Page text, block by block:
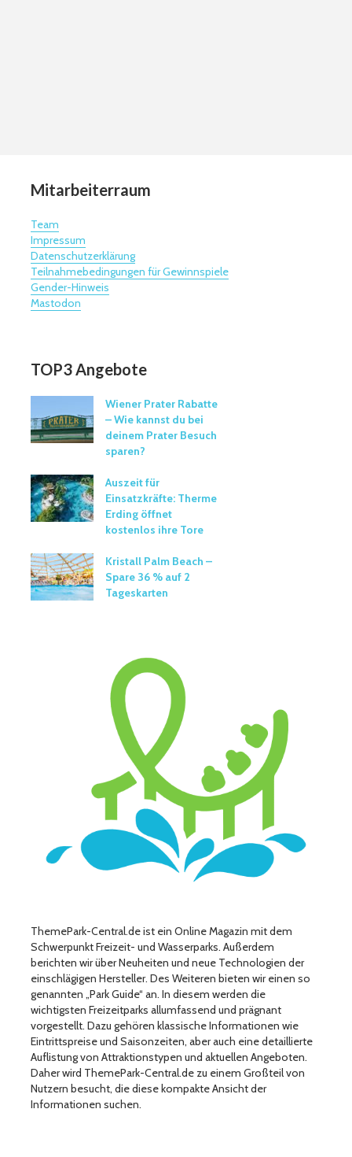
Mitarbeiterraum
Team
Impressum
Datenschutzerklärung
Teilnahmebedingungen für Gewinnspiele
Gender-Hinweis
Mastodon
TOP3 Angebote
Wiener Prater Rabatte
– Wie kannst du bei
deinem Prater Besuch
sparen?
Auszeit für
Einsatzkräfte: Therme
Erding öffnet
kostenlos ihre Tore
Kristall Palm Beach –
Spare 36 % auf 2
Tageskarten
ThemePark-Central.de ist ein Online Magazin mit dem
Schwerpunkt Freizeit- und Wasserparks. Außerdem
berichten wir über Neuheiten und neue Technologien der
einschlägigen Hersteller. Des Weiteren bieten wir einen so
genannten „Park Guide“ an. In diesem werden die
wichtigsten Freizeitparks allumfassend und prägnant
vorgestellt. Dazu gehören klassische Informationen wie
Eintrittspreise und Saisonzeiten, aber auch eine detaillierte
Auflistung von Attraktionstypen und aktuellen Angeboten.
Daher wird ThemePark-Central.de zu einem Großteil von
Nutzern besucht, die diese kompakte Ansicht der
Informationen suchen.